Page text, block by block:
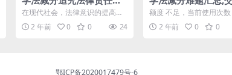
学法减分苹果手机不放视
频
在现代社会，法律意识的提高促
使越来越多的人重视学法减分的
相关知识。特别是在交通安...
2 年前 0 0 24
3学法减分怎么学(
3学法减分是什么)
额度 不足，当前使用次
当前使用量 4403300
2 年前 0 0
鄂ICP备2020017479号-6